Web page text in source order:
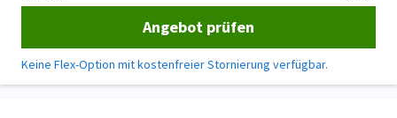
Angebot prüfen
Keine Flex-Option mit kostenfreier Stornierung verfügbar.